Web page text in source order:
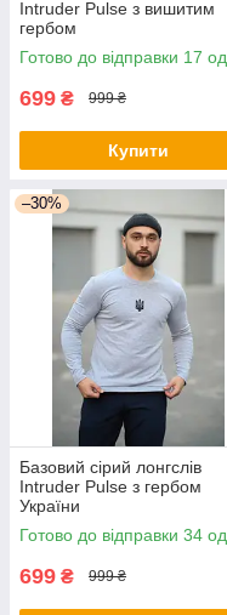
Intruder Pulse з вишитим
гербом
Готово до відправки 17 од.
699 ₴ 999 ₴
Купити
–30%
Базовий сірий лонгслів
Intruder Pulse з гербом
України
Готово до відправки 34 од.
699 ₴ 999 ₴